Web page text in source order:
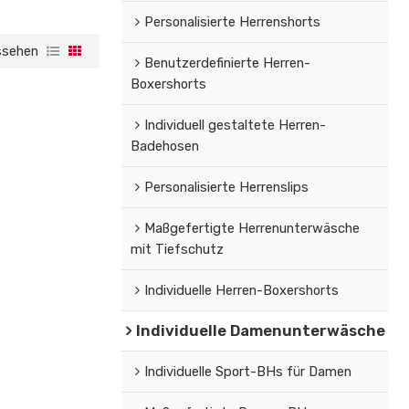
Personalisierte Herrenshorts
Benutzerdefinierte Herren-
Boxershorts
Individuell gestaltete Herren-
Badehosen
Personalisierte Herrenslips
Maßgefertigte Herrenunterwäsche
mit Tiefschutz
Individuelle Herren-Boxershorts
Individuelle Damenunterwäsche
Individuelle Sport-BHs für Damen